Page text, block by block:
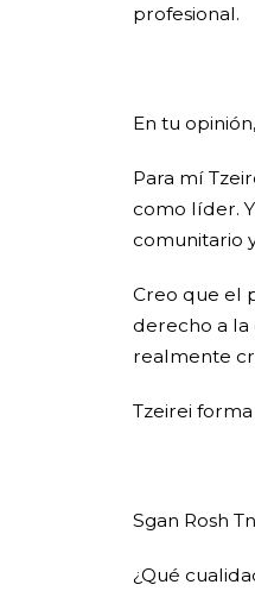
profesional.
En tu
Para mí
como líder.
comunitario
Creo que el
derecho a la
realmente
Tzeirei
Sgan Rosh
¿Qué